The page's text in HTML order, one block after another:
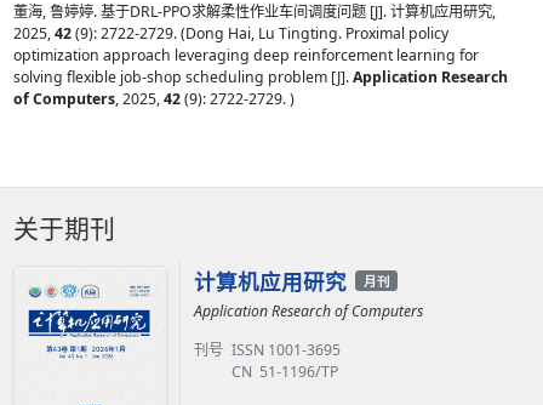
董海, 鲁婷婷. 基于DRL-PPO求解柔性作业车间调度问题 [J]. 计算机应用研究,
2025,42(9): 2722-2729. (Dong Hai, Lu Tingting. Proximal policy
optimization approach leveraging deep reinforcement learning for
solving flexible job-shop scheduling problem [J].Application Research
of Computers, 2025,42(9): 2722-2729. )
关于期刊
计算机应用研究 月刊
Application Research of Computers
刊号 ISSN 1001-3695
CN 51-1196/TP